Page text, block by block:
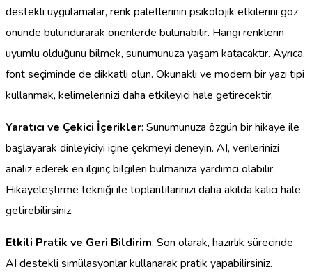
destekli uygulamalar, renk paletlerinin psikolojik etkilerini göz
önünde bulundurarak önerilerde bulunabilir. Hangi renklerin
uyumlu olduğunu bilmek, sunumunuza yaşam katacaktır. Ayrıca,
font seçiminde de dikkatli olun. Okunaklı ve modern bir yazı tipi
kullanmak, kelimelerinizi daha etkileyici hale getirecektir.
Yaratıcı ve Çekici İçerikler: Sunumunuza özgün bir hikaye ile
başlayarak dinleyiciyi içine çekmeyi deneyin. AI, verilerinizi
analiz ederek en ilginç bilgileri bulmanıza yardımcı olabilir.
Hikayeleştirme tekniği ile toplantılarınızı daha akılda kalıcı hale
getirebilirsiniz.
Etkili Pratik ve Geri Bildirim: Son olarak, hazırlık sürecinde
AI destekli simülasyonlar kullanarak pratik yapabilirsiniz.